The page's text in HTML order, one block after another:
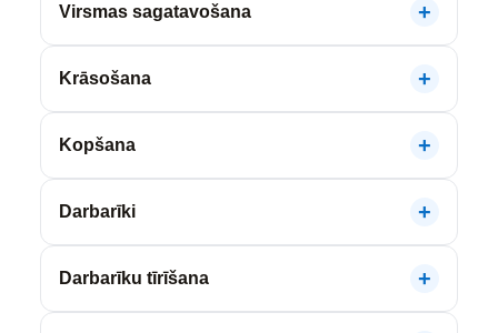
Virsmas sagatavošana
Krāsošana
Kopšana
Darbarīki
Darbarīku tīrīšana